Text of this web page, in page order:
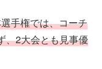
手権では、コーチ
、2大会とも見事優